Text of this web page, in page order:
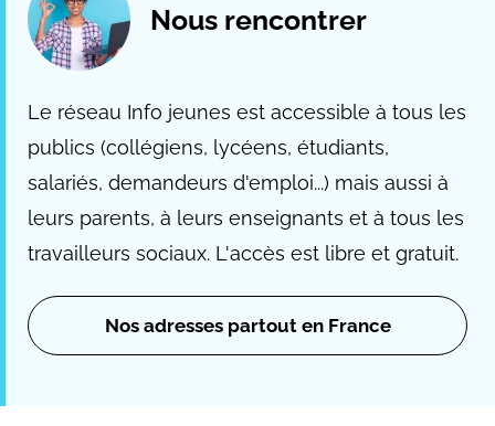
Nous rencontrer
Le réseau Info jeunes est accessible à tous les
publics (collégiens, lycéens, étudiants,
salariés, demandeurs d'emploi...) mais aussi à
leurs parents, à leurs enseignants et à tous les
travailleurs sociaux. L'accès est libre et gratuit.
Nos adresses partout en France